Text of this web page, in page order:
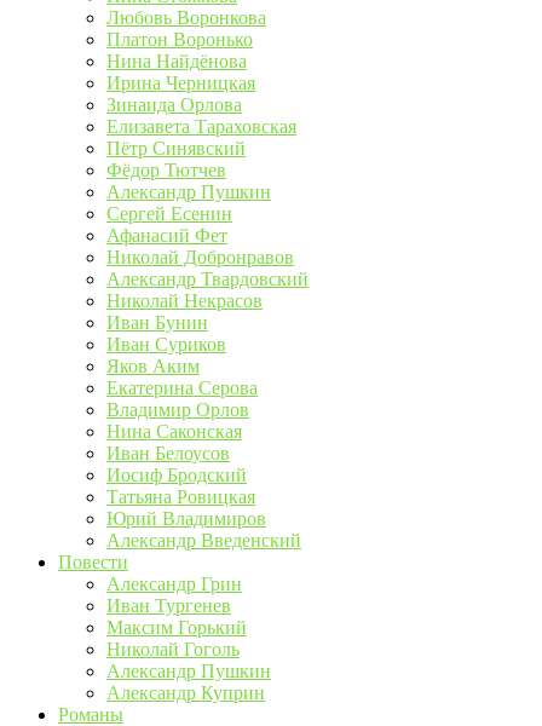
Любовь Воронкова
Платон Воронько
Нина Найдёнова
Ирина Черницкая
Зинаида Орлова
Елизавета Тараховская
Пётр Синявский
Фёдор Тютчев
Александр Пушкин
Сергей Есенин
Афанасий Фет
Николай Добронравов
Александр Твардовский
Николай Некрасов
Иван Бунин
Иван Суриков
Яков Аким
Екатерина Серова
Владимир Орлов
Нина Саконская
Иван Белоусов
Иосиф Бродский
Татьяна Ровицкая
Юрий Владимиров
Александр Введенский
Повести
Александр Грин
Иван Тургенев
Максим Горький
Николай Гоголь
Александр Пушкин
Александр Куприн
Романы